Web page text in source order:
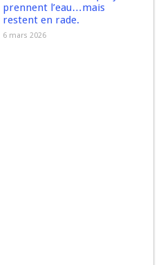
prennent l’eau…mais
restent en rade.
6 mars 2026